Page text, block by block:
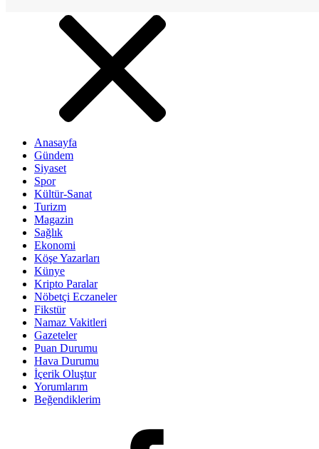
Anasayfa
Gündem
Siyaset
Spor
Kültür-Sanat
Turizm
Magazin
Sağlık
Ekonomi
Köşe Yazarları
Künye
Kripto Paralar
Nöbetçi Eczaneler
Fikstür
Namaz Vakitleri
Gazeteler
Puan Durumu
Hava Durumu
İçerik Oluştur
Yorumlarım
Beğendiklerim